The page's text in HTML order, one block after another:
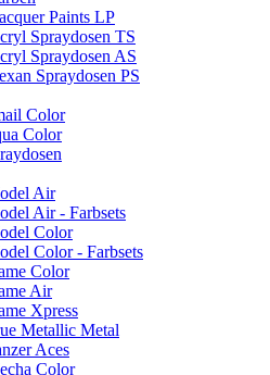
Paints LP
Spraydosen TS
Spraydosen AS
Spraydosen PS
Color
Color
Air
Air - Farbsets
Color
Color - Farbsets
Color
Air
Xpress
Metallic Metal
Aces
Color